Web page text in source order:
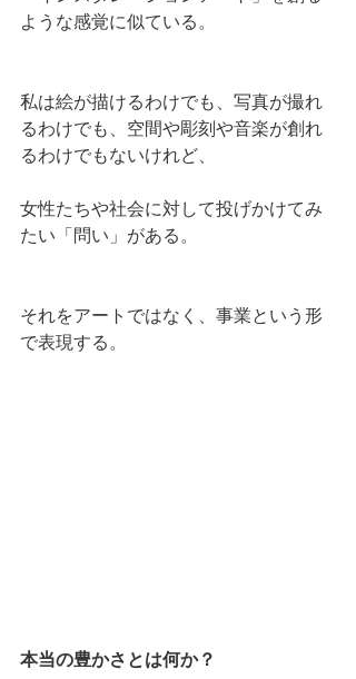
ような感覚に似ている。
私は絵が描けるわけでも、写真が撮れ
るわけでも、空間や彫刻や音楽が創れ
るわけでもないけれど、
女性たちや社会に対して投げかけてみ
たい「問い」がある。
それをアートではなく、事業という形
で表現する。
本当の豊かさとは何か？